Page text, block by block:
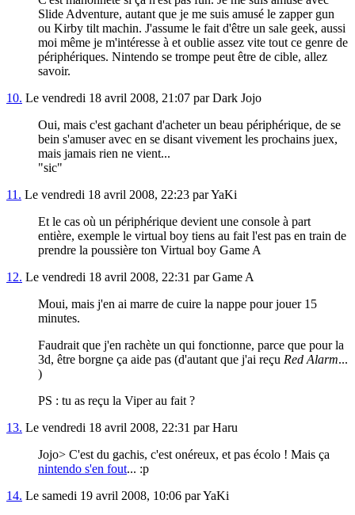
Slide Adventure, autant que je me suis amusé le zapper gun
ou Kirby tilt machin. J'assume le fait d'être un sale geek, aussi
moi même je m'intéresse à et oublie assez vite tout ce genre de
périphériques. Nintendo se trompe peut être de cible, allez
savoir.
10. Le vendredi 18 avril 2008, 21:07 par Dark Jojo
Oui, mais c'est gachant d'acheter un beau périphérique, de se
bein s'amuser avec en se disant vivement les prochains juex,
mais jamais rien ne vient...
"sic"
11. Le vendredi 18 avril 2008, 22:23 par YaKi
Et le cas où un périphérique devient une console à part
entière, exemple le virtual boy tiens au fait l'est pas en train de
prendre la poussière ton Virtual boy Game A
12. Le vendredi 18 avril 2008, 22:31 par Game A
Moui, mais j'en ai marre de cuire la nappe pour jouer 15
minutes.
Faudrait que j'en rachète un qui fonctionne, parce que pour la
3d, être borgne ça aide pas (d'autant que j'ai reçu Red Alarm...
)
PS : tu as reçu la Viper au fait ?
13. Le vendredi 18 avril 2008, 22:31 par Haru
Jojo> C'est du gachis, c'est onéreux, et pas écolo ! Mais ça
nintendo s'en fout... :p
14. Le samedi 19 avril 2008, 10:06 par YaKi